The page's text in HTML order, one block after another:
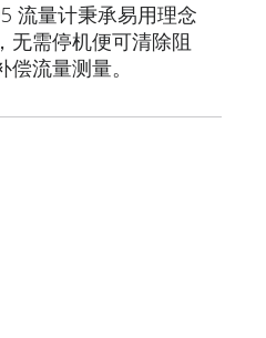
流量计秉承易用理念
无需停机便可清除阻
流量测量。